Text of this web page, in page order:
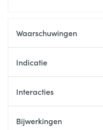
Waarschuwingen
Indicatie
Interacties
Bijwerkingen